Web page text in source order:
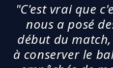
"C'est vrai que
nous a posé
début du
à conserver le